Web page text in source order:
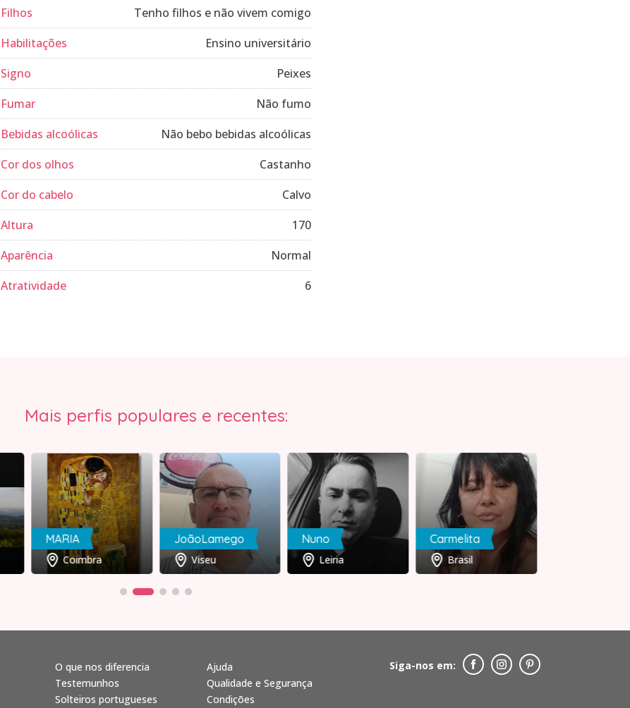
Filhos
Tenho filhos e não vivem comigo
Habilitações
Ensino universitário
Signo
Peixes
Fumar
Não fumo
Bebidas alcoólicas
Não bebo bebidas alcoólicas
Cor dos olhos
Castanho
Cor do cabelo
Calvo
Altura
170
Aparência
Normal
Atratividade
6
Mais perfis populares e recentes:
MARIA
Coimbra
JoãoLamego
Viseu
Nuno
Leiria
Carmelita
Brasil
O que nos diferencia
Testemunhos
Solteiros portugueses
Ajuda
Qualidade e Segurança
Condições
Siga-nos em: